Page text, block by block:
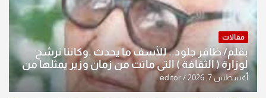
مقالات
بقلم/ ظافر جلود.. للأسف ما يحدث .وكاننا نرشح
لوزارة ( الثقافة ) التي ماتت من زمان وزير يمثلها من
النخبة والإرث العظيم للثقافة العراقية..
أغسطس 7, 2026 editor